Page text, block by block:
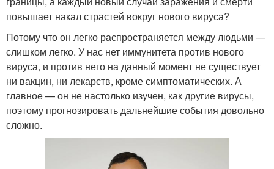
повышает накал страстей вокруг нового вируса?
Потому что он легко распространяется между людьми —
слишком легко. У нас нет иммунитета против нового
вируса, и против него на данный момент не существует
ни вакцин, ни лекарств, кроме симптоматических. А
главное — он не настолько изучен, как другие вирусы,
поэтому прогнозировать дальнейшие события довольно
сложно.